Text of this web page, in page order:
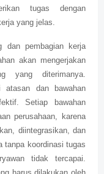
tugas dengan
yang jelas.
dan pembagian kerja
akan mengerjakan
yang diterimanya.
atasan dan bawahan
Setiap bawahan
perusahaan, karena
diintegrasikan, dan
tanpa koordinasi tugas
tidak tercapai.